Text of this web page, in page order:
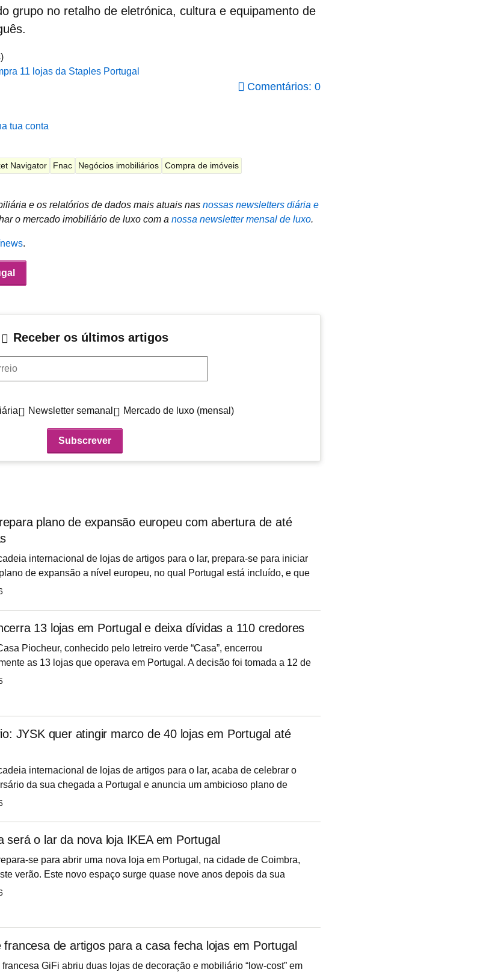
grupo no retalho de eletrónica, cultura e equipamento de
11 lojas da Staples Portugal
Comentários: 0
tua conta
Navigator Fnac Negócios imobiliários Compra de imóveis
e os relatórios de dados mais atuais nas nossas newsletters diária e
o mercado imobiliário de luxo com a nossa newsletter mensal de luxo.
.
Receber os últimos artigos
Newsletter semanal Mercado de luxo (mensal)
plano de expansão europeu com abertura de até
internacional de lojas de artigos para o lar, prepara-se para iniciar
de expansão a nível europeu, no qual Portugal está incluído, e que
abertura de até 100 lojas durante os próximos três anos. Cidades
13 lojas em Portugal e deixa dívidas a 110 credores
Piocheur, conhecido pelo letreiro verde “Casa”, encerrou
as 13 lojas que operava em Portugal. A decisão foi tomada a 12 de
Tribunal Judicial de Sintra, um dia após a realização da assembleia
JYSK quer atingir marco de 40 lojas em Portugal até
internacional de lojas de artigos para o lar, acaba de celebrar o
da sua chegada a Portugal e anuncia um ambicioso plano de
Atualmente a retalhista conta já com 34 lojas e 340 colaboradores no
será o lar da nova loja IKEA em Portugal
se para abrir uma nova loja em Portugal, na cidade de Coimbra,
verão. Este novo espaço surge quase nove anos depois da sua
abertura no país, no ano de 2017, em Loulé.
francesa de artigos para a casa fecha lojas em Portugal
GiFi abriu duas lojas de decoração e mobiliário “low-cost” em